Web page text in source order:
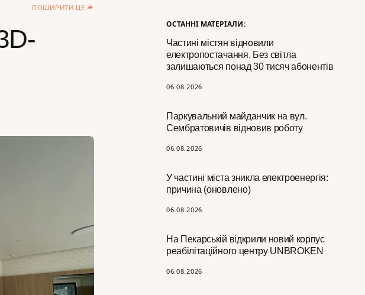
ОСТАННІ МАТЕРІАЛИ:
Частині містян відновили
електропостачання. Без світла
залишаються понад 30 тисяч абонентів
06.08.2026
Паркувальний майданчик на вул.
Сембратовичів відновив роботу
06.08.2026
У частині міста зникла електроенергія:
причина (оновлено)
06.08.2026
На Пекарській відкрили новий корпус
реабілітаційного центру UNBROKEN
06.08.2026
ПОШИРИТИ ЦЕ